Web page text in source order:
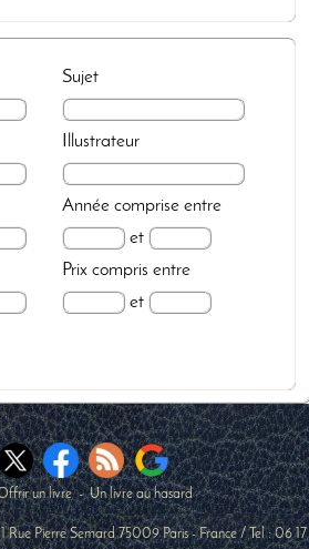
Sujet
Illustrateur
Annéecomprise entre
et
Prixcompris entre
et
un livre-Un livre au hasard
1 Rue Pierre Semard 75009 Paris-France / Tel :06 17